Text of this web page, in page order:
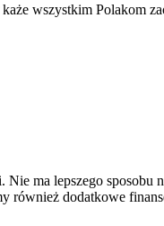
wszystkim Polakom
ma lepszego
również dodatkowe